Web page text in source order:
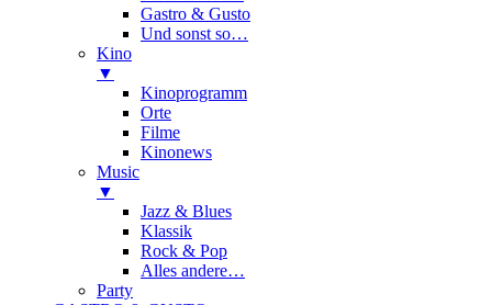
Gastro & Gusto
Und sonst so…
Kino
▼
Kinoprogramm
Orte
Filme
Kinonews
Music
▼
Jazz & Blues
Klassik
Rock & Pop
Alles andere…
Party